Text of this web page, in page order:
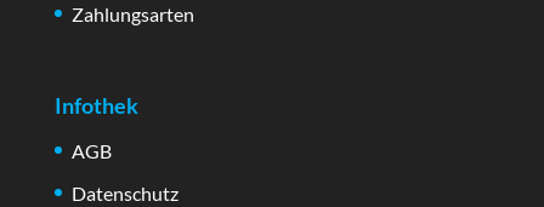
Zahlungsarten
Infothek
AGB
Datenschutz